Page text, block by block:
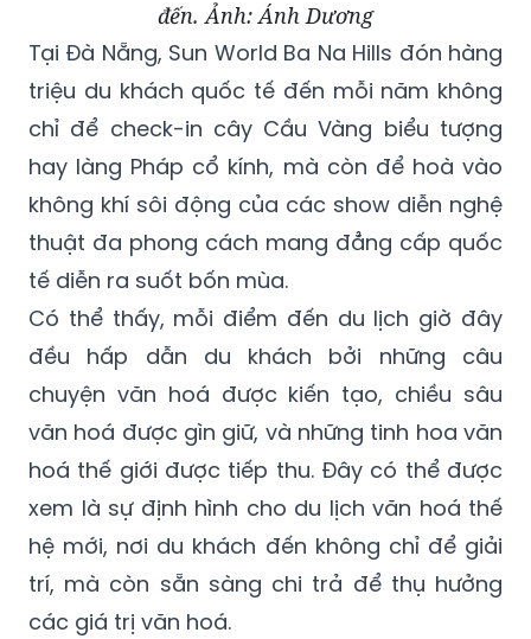
đến. Ảnh: Ánh Dương
Tại Đà Nẵng, Sun World Ba Na Hills đón hàng
triệu du khách quốc tế đến mỗi năm không
chỉ để check-in cây Cầu Vàng biểu tượng
hay làng Pháp cổ kính, mà còn để hoà vào
không khí sôi động của các show diễn nghệ
thuật đa phong cách mang đẳng cấp quốc
tế diễn ra suốt bốn mùa.
Có thể thấy, mỗi điểm đến du lịch giờ đây
đều hấp dẫn du khách bởi những câu
chuyện văn hoá được kiến tạo, chiều sâu
văn hoá được gìn giữ, và những tinh hoa văn
hoá thế giới được tiếp thu. Đây có thể được
xem là sự định hình cho du lịch văn hoá thế
hệ mới, nơi du khách đến không chỉ để giải
trí, mà còn sẵn sàng chi trả để thụ hưởng
các giá trị văn hoá.